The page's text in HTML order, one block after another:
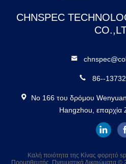
CHNSPEC
86--
Νο 166 του δρόμου
Hangzhou, επαρχία
Καλή ποιότητα της Κίνας φορητό